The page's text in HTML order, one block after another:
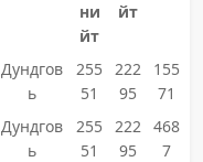
ни
йт
йт
Дундгов
ь
255
51
222
95
155
71
Дундгов
ь
255
51
222
95
468
7